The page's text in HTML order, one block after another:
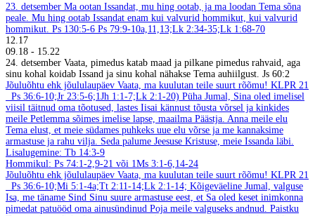
23. detsember Ma ootan Issandat, mu hing ootab, ja ma loodan Tema sõna
peale. Mu hing ootab Issandat enam kui valvurid hommikut, kui valvurid
hommikut. Ps 130:5-6 Ps 79:9-10a,11,13;Lk 2:34-35;Lk 1:68-70
12.17
09.18 - 15.22
24. detsember Vaata, pimedus katab maad ja pilkane pimedus rahvaid, aga
sinu kohal koidab Issand ja sinu kohal nähakse Tema auhiilgust. Js 60:2
Jõuluõhtu ehk jõululaupäev Vaata, ma kuulutan teile suurt rõõmu! KLPR 21
Ps 36:6-10;Jr 23:5-6;1Jh 1:1-7;Lk 2:1-20) Püha Jumal, Sina oled imelisel
viisil täitnud oma tõotused, lastes Iisai kännust tõusta võrsel ja kinkides
meile Petlemma sõimes imelise lapse, maailma Päästja. Anna meile elu
Tema elust, et meie südames puhkeks uue elu võrse ja me kannaksime
armastuse ja rahu vilja. Seda palume Jeesuse Kristuse, meie Issanda läbi.
Lisalugemine: Tb 14:3-9
Hommikul: Ps 74:1-2,9-21 või 1Ms 3:1-6,14-24
Jõuluõhtu ehk jõululaupäev Vaata, ma kuulutan teile suurt rõõmu! KLPR 21
Ps 36:6-10;Mi 5:1-4a;Tt 2:11-14;Lk 2:1-14; Kõigeväeline Jumal, valguse
Isa, me täname Sind Sinu suure armastuse eest, et Sa oled keset inimkonna
pimedat patuööd oma ainusündinud Poja meile valguseks andnud. Paistku